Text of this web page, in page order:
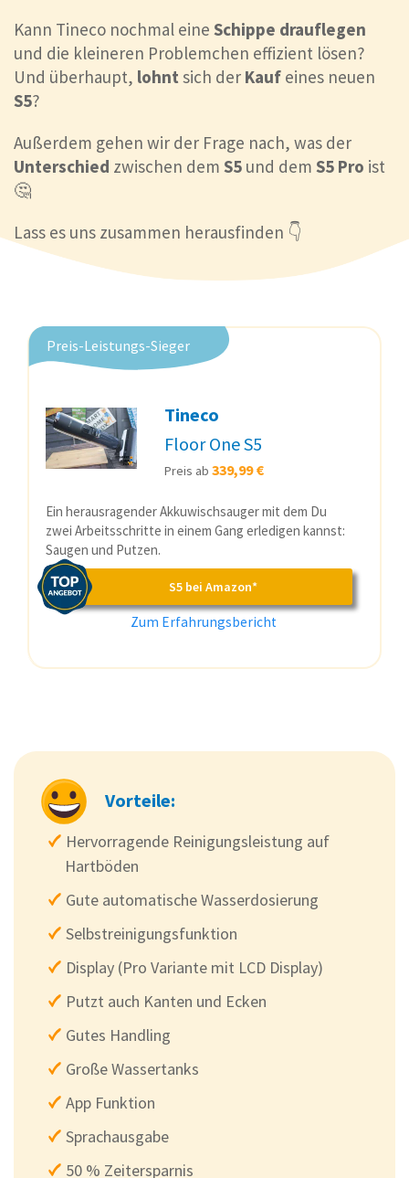
Kann Tineco nochmal eine Schippe drauflegen
und die kleineren Problemchen effizient lösen?
Und überhaupt, lohnt sich der Kauf eines neuen
S5?
Außerdem gehen wir der Frage nach, was der
Unterschied zwischen dem S5 und dem S5 Pro ist
🤔
Lass es uns zusammen herausfinden 👇
Preis-Leistungs-Sieger
Tineco
Floor One S5
Preis ab 339,99 €
Ein herausragender Akkuwischsauger mit dem Du
zwei Arbeitsschritte in einem Gang erledigen kannst:
Saugen und Putzen.
S5 bei Amazon*
Zum Erfahrungsbericht
Vorteile:
Hervorragende Reinigungsleistung auf
Hartböden
Gute automatische Wasserdosierung
Selbstreinigungsfunktion
Display (Pro Variante mit LCD Display)
Putzt auch Kanten und Ecken
Gutes Handling
Große Wassertanks
App Funktion
Sprachausgabe
50 % Zeitersparnis